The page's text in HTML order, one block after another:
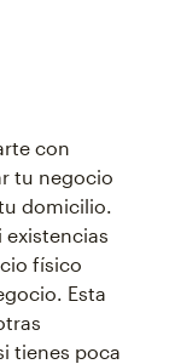
con
tu negocio
domicilio.
existencias
físico
Esta
tienes poca